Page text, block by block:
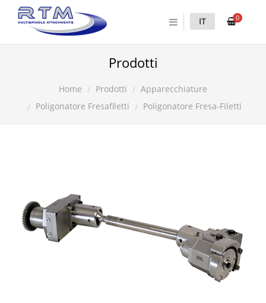
0
IT
Prodotti
Home Prodotti
Apparecchiature
Poligonatore Fresafiletti
Poligonatore Fresa-Filetti